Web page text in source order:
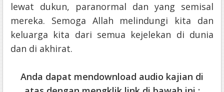
lewat dukun, paranormal dan yang semisal
mereka. Semoga Allah melindungi kita dan
keluarga kita dari semua kejelekan di dunia
dan di akhirat.
Anda dapat mendownload audio kajian di